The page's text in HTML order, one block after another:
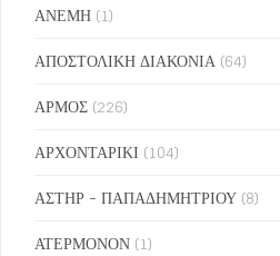
ΑΝΕΜΗ (1)
ΑΠΟΣΤΟΛΙΚΗ ΔΙΑΚΟΝΙΑ (64)
ΑΡΜΟΣ (226)
ΑΡΧΟΝΤΑΡΙΚΙ (104)
ΑΣΤΗΡ - ΠΑΠΑΔΗΜΗΤΡΙΟΥ (8)
ΑΤΕΡΜΟΝΟΝ (1)